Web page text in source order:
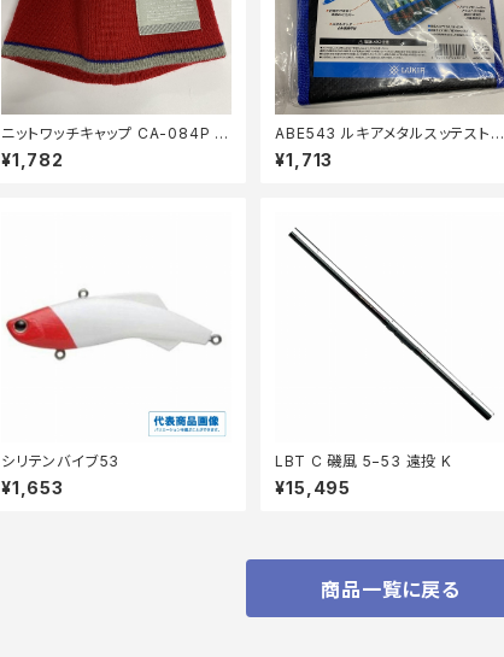
ニットワッチキャップ CA-084P 桃
【中古品】
¥1,782
ABE543 ルキアメタルスッテストッ
カー【中古品】
¥1,713
シリテンバイブ53
¥1,653
LBT C 磯風 5−53 遠投 K
¥15,495
商品一覧に戻る